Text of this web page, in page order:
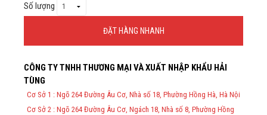
Số lượng
ĐẶT HÀNG NHANH
Theo Nghị định 123/2020/NĐ-CP và nghị định 70/2025/NĐ-CP về
việc thực hiện lập Hóa Đơn Điện Tử bán hàng và cung cấp dịch vụ
cho người mua bắt buộc phải thế hiện đầy đủ thông tin: họ tên,
địa chỉ, mã số thuế/ căn cước công dân/ số định danh.
CÔNG TY TNHH THƯƠNG MẠI VÀ XUẤT NHẬP KHẨU HẢI
TÙNG
Cơ Sở 1 : Ngõ 264 Đường Âu Cơ, Nhà số 18, Phường Hồng Hà, Hà Nội
Cơ Sở 2 : Ngõ 264 Đường Âu Cơ, Ngách 18, Nhà số 8, Phường Hồng